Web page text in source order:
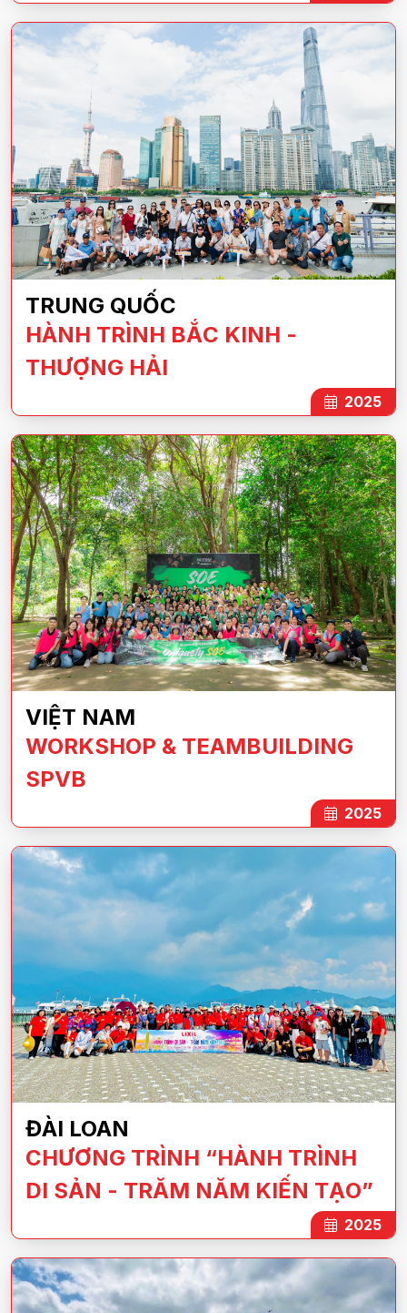
TRUNG QUỐC
HÀNH TRÌNH BẮC KINH -
THƯỢNG HẢI
2025
VIỆT NAM
WORKSHOP & TEAMBUILDING
SPVB
2025
ĐÀI LOAN
CHƯƠNG TRÌNH “HÀNH TRÌNH
DI SẢN - TRĂM NĂM KIẾN TẠO”
2025